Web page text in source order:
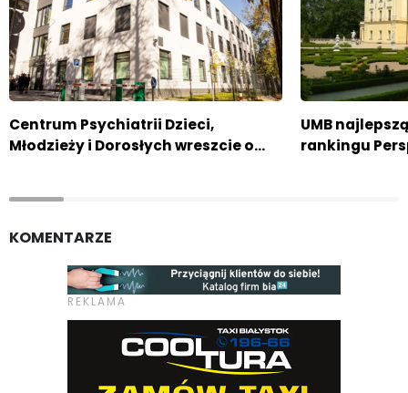
Centrum Psychiatrii Dzieci,
Młodzieży i Dorosłych wreszcie o…
UMB
rankingu
KOMENTARZE